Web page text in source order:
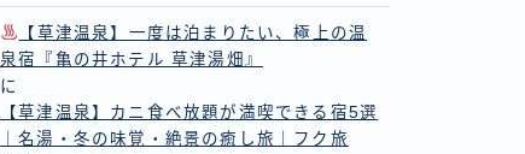
【草津温泉】一度は泊まりたい、極上の温
泉宿『亀の井ホテル 草津湯畑』
に
【草津温泉】カニ食べ放題が満喫できる宿5選
｜名湯・冬の味覚・絶景の癒し旅｜フク旅